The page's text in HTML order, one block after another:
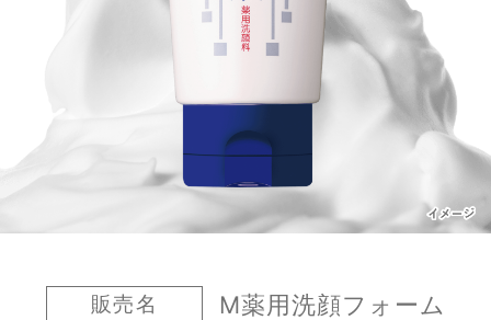
販売名 M薬用洗顔フォーム